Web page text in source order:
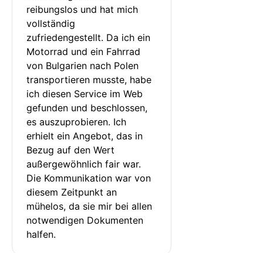
reibungslos und hat mich
vollständig
zufriedengestellt. Da ich ein
Motorrad und ein Fahrrad
von Bulgarien nach Polen
transportieren musste, habe
ich diesen Service im Web
gefunden und beschlossen,
es auszuprobieren. Ich
erhielt ein Angebot, das in
Bezug auf den Wert
außergewöhnlich fair war.
Die Kommunikation war von
diesem Zeitpunkt an
mühelos, da sie mir bei allen
notwendigen Dokumenten
halfen.